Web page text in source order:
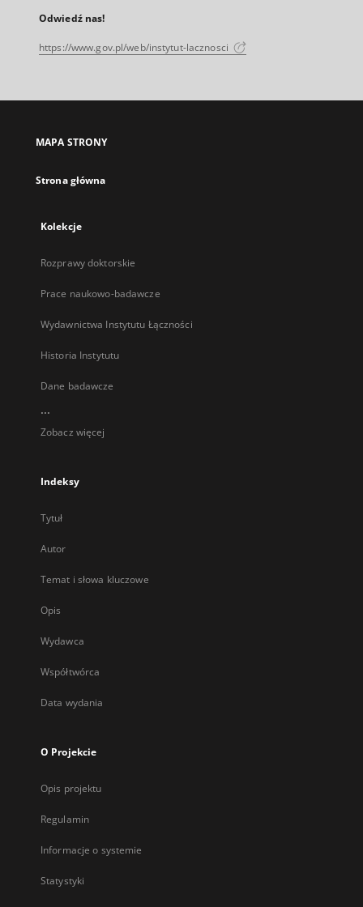
Odwiedź nas!
https://www.gov.pl/web/instytut-lacznosci
MAPA STRONY
Strona główna
Kolekcje
Rozprawy doktorskie
Prace naukowo-badawcze
Wydawnictwa Instytutu Łączności
Historia Instytutu
Dane badawcze
...
Zobacz więcej
Indeksy
Tytuł
Autor
Temat i słowa kluczowe
Opis
Wydawca
Współtwórca
Data wydania
O Projekcie
Opis projektu
Regulamin
Informacje o systemie
Statystyki